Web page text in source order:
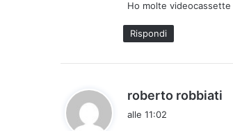
t
Ho molte
Rispondi
roberto robbiati
alle 11:02